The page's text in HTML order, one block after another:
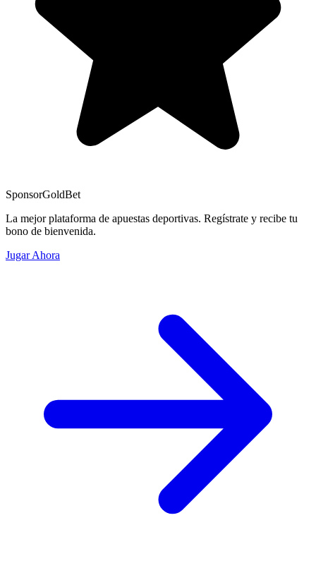
SponsorGoldBet
La mejor plataforma de apuestas deportivas. Regístrate y recibe tu
bono de bienvenida.
Jugar Ahora